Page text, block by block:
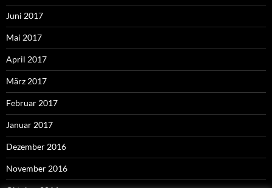
Juni 2017
Mai 2017
April 2017
März 2017
Februar 2017
Januar 2017
Dezember 2016
November 2016